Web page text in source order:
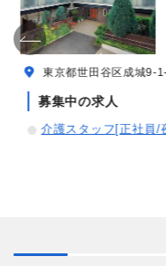
東京都世田谷区成城9-
募集中の求人
介護スタッフ[正社員/